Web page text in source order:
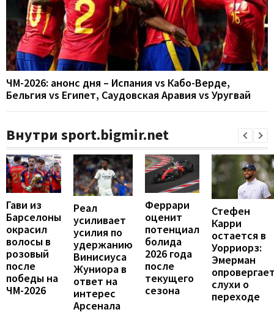
ЧМ-2026: анонс дня – Испания vs Кабо-Верде,
Бельгия vs Египет, Саудовская Аравия vs Уругвай
Внутри sport.bigmir.net
Гави из
Барселоны
окрасил
волосы в
розовый
после
победы на
ЧМ-2026
Реал
усиливает
усилия по
удержанию
Винисиуса
Жуниора в
ответ на
интерес
Арсенала
Феррари
оценит
потенциал
болида
2026 года
после
текущего
сезона
Стефен
Карри
остается в
Уорриорз:
Эмерман
слухи о
переходе